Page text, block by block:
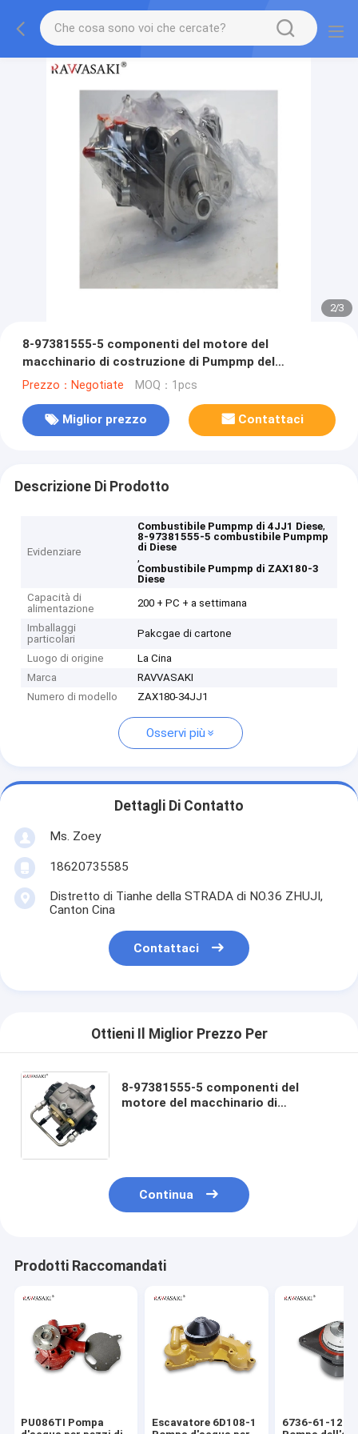
2/3
8-97381555-5 componenti del motore del
macchinario di costruzione di Pumpmp del
combustibile dell'escavatore ZAX180-3 4JJ1 Diese
Prezzo：Negotiate MOQ：1pcs
Miglior prezzo Contattaci
Descrizione Di Prodotto
Evidenziare
Combustibile Pumpmp di 4JJ1 Diese,
8-97381555-5 combustibile Pumpmp
di Diese
,
Combustibile Pumpmp di ZAX180-3
Diese
Capacità di
alimentazione
200 + PC + a settimana
Imballaggi
particolari
Pakcgae di cartone
Luogo di origine
La Cina
Marca
RAVVASAKI
Numero di modello
ZAX180-34JJ1
Osservi più
Dettagli Di Contatto
Ms. Zoey
18620735585
Distretto di Tianhe della STRADA di NO.36 ZHUJI,
Canton Cina
Contattaci
Ottieni Il Miglior Prezzo Per
8-97381555-5 componenti del
motore del macchinario di
Continua
Prodotti Raccomandati
PU086TI Pompa
Escavatore 6D108-1
6736-61-1201